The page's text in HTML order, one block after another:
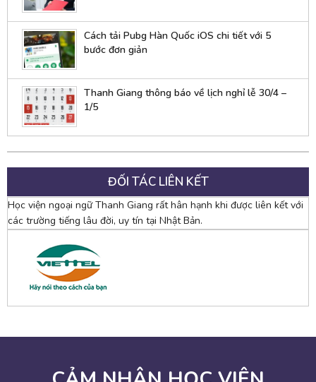
Cách tải Pubg Hàn Quốc iOS chi tiết với 5
bước đơn giản
Thanh Giang thông báo về lịch nghỉ lễ 30/4 –
1/5
ĐỐI TÁC LIÊN KẾT
Học viện ngoại ngữ Thanh Giang rất hân hạnh khi được liên kết với
các trường tiếng lâu đời, uy tín tại Nhật Bản.